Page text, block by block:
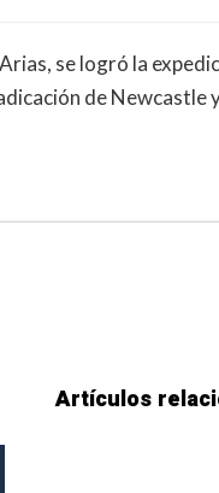
se logró la
de Newcastle
Artículos